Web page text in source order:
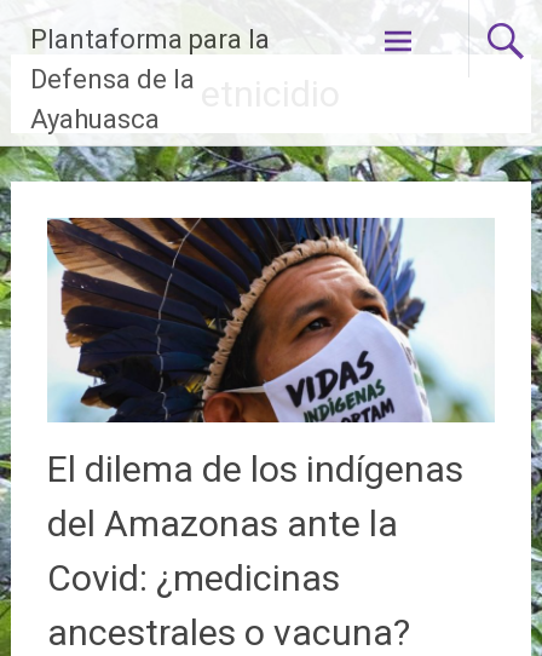
contenido
Plantaforma para la
Defensa de la
Ayahuasca
El dilema de los indígenas
del Amazonas ante la
Covid: ¿medicinas
ancestrales o vacuna?